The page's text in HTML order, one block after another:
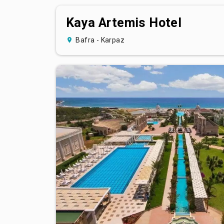
Kaya Artemis Hotel
Bafra - Karpaz